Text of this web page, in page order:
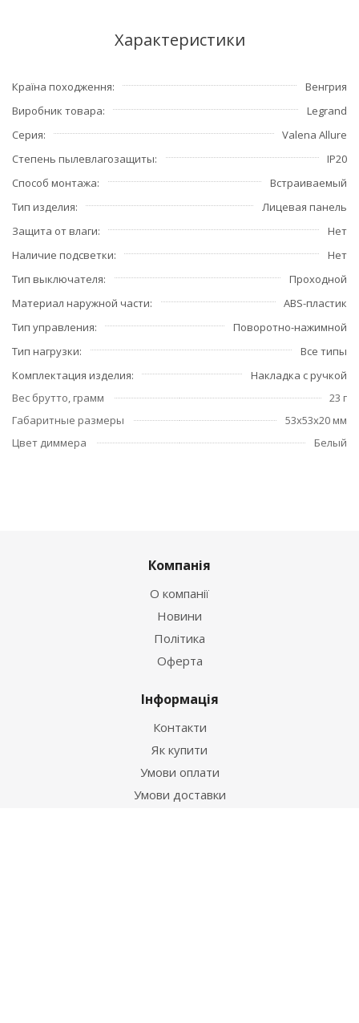
Характеристики
Країна походження
Венгрия
Виробник товара
Legrand
Серия
Valena Allure
Степень пылевлагозащиты
IP20
Способ монтажа
Встраиваемый
Тип изделия
Лицевая панель
Защита от влаги
Нет
Наличие подсветки
Нет
Тип выключателя
Проходной
Материал наружной части
ABS-пластик
Тип управления
Поворотно-нажимной
Тип нагрузки
Все типы
Комплектация изделия
Накладка с ручкой
Вес брутто, грамм
23 г
Габаритные размеры
53x53x20 мм
Цвет диммера
Белый
Компанія
О компанії
Новини
Політика
Оферта
Інформація
Контакти
Як купити
Умови оплати
Умови доставки